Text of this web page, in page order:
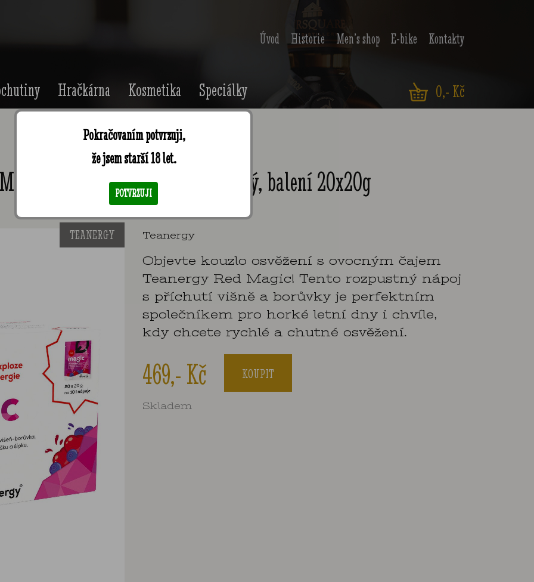
0,- Kč
Úvod Historie Men’s shop E-bike Kontakty
Hračkárna Kosmetika Speciálky
ovocný ledový čaj, rozpustný, balení 20x20g
TEANERGY Teanergy
Objevte kouzlo osvěžení s ovocným čajem
Teanergy Red Magic! Tento rozpustný nápoj
s příchutí višně a borůvky je perfektním
společníkem pro horké letní dny i chvíle,
kdy chcete rychlé a chutné osvěžení.
469,- Kč KOUPIT
Skladem
Pokračovaním potvrzuji,
že jsem starší 18 let.
POTVRZUJI